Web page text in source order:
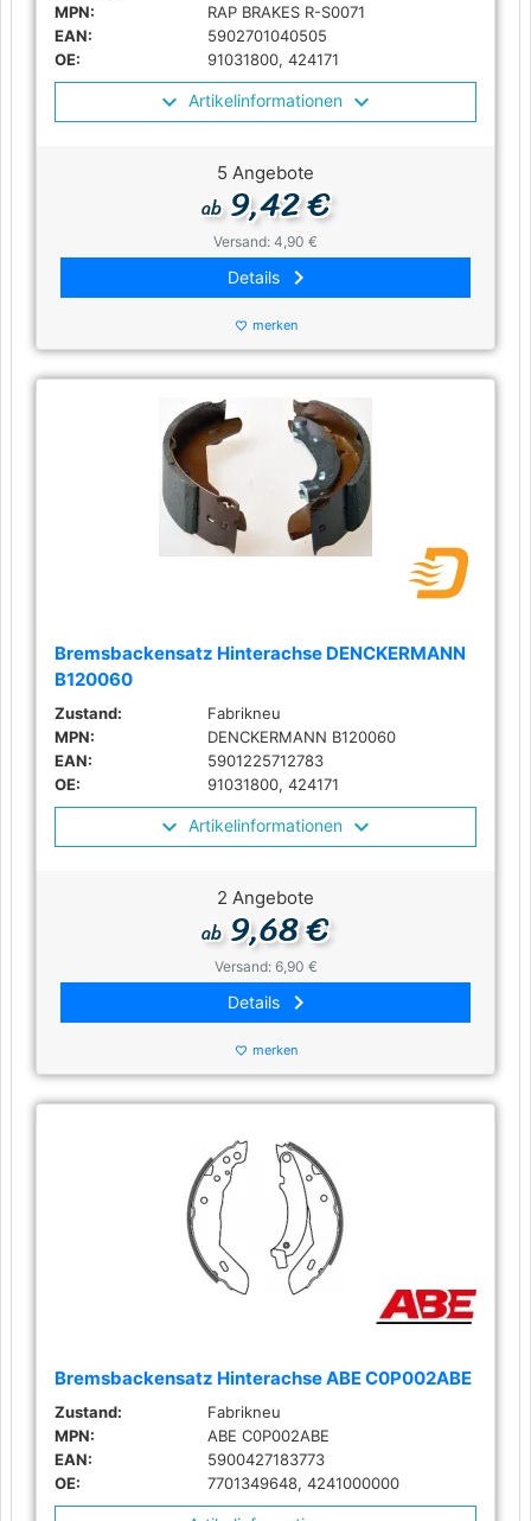
MPN:
RAP BRAKES R-S0071
EAN:
5902701040505
OE:
91031800, 424171
Artikelinformationen
5 Angebote
ab9,42 €
Versand: 4,90 €
Details keyboard_arrow_right
favorite_border merken
Bremsbackensatz Hinterachse DENCKERMANN
B120060
Zustand:
Fabrikneu
MPN:
DENCKERMANN B120060
EAN:
5901225712783
OE:
91031800, 424171
Artikelinformationen
2 Angebote
ab9,68 €
Versand: 6,90 €
Details keyboard_arrow_right
favorite_border merken
Bremsbackensatz Hinterachse ABE C0P002ABE
Zustand:
Fabrikneu
MPN:
ABE C0P002ABE
EAN:
5900427183773
OE:
7701349648, 4241000000